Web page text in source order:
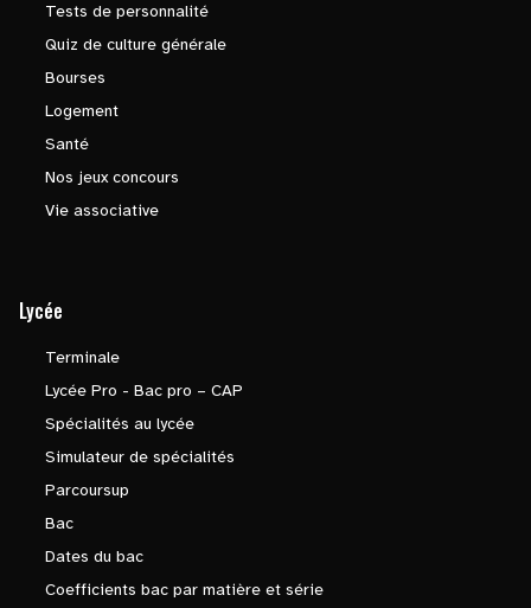
Tests de personnalité
Quiz de culture générale
Bourses
Logement
Santé
Nos jeux concours
Vie associative
Lycée
Terminale
Lycée Pro - Bac pro – CAP
Spécialités au lycée
Simulateur de spécialités
Parcoursup
Bac
Dates du bac
Coefficients bac par matière et série